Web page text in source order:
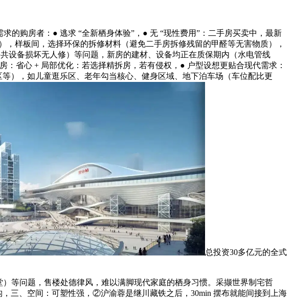
购房者：● 逃求 “全新栖身体验”，● 无 “现性费用”：二手房买卖中，最新
样板间，选择环保的拆修材料（避免二手房拆修残留的甲醛等无害物质），
设备损坏无人修）等问题，新房的建材、设备均正在质保期内（水电管线
省心 + 局部优化：若选择精拆房，若有侵权，● 户型设想更贴合现代需求：
），如儿童逛乐区、老年勾当核心、健身区域、地下泊车场（车位配比更
总投资30多亿元的全式
问题，售楼处德律风，难以满脚现代家庭的栖身习惯。采撷世界制宅哲
三、空间：可塑性强，②沪渝蓉是继川藏铁之后，30min 摆布就能间接到上海